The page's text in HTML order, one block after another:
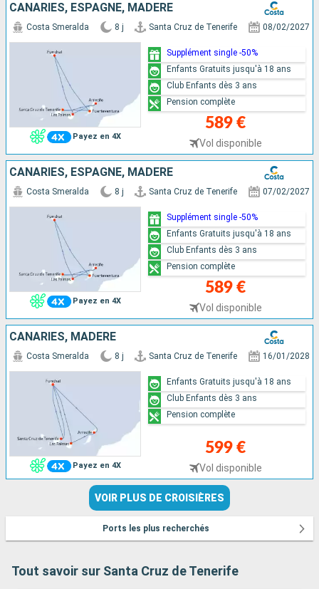
Ports les plus recherchés
CANARIES, ESPAGNE, MADÈRE
Payez en 4X
Costa Smeralda 8 j Santa Cruz de Tenerife 08/02/2027
589 €
Vol disponible
Supplément single -50%
Enfants Gratuits jusqu'à 18 ans
Club Enfants dès 3 ans
Pension complète
CANARIES, ESPAGNE, MADÈRE
Payez en 4X
Costa Smeralda 8 j Santa Cruz de Tenerife 07/02/2027
589 €
Vol disponible
Supplément single -50%
Enfants Gratuits jusqu'à 18 ans
Club Enfants dès 3 ans
Pension complète
CANARIES, MADÈRE
Payez en 4X
Costa Smeralda 8 j Santa Cruz de Tenerife 16/01/2028
599 €
Vol disponible
Enfants Gratuits jusqu'à 18 ans
Club Enfants dès 3 ans
Pension complète
VOIR PLUS DE CROISIÈRES
Tout savoir sur Santa Cruz de Tenerife